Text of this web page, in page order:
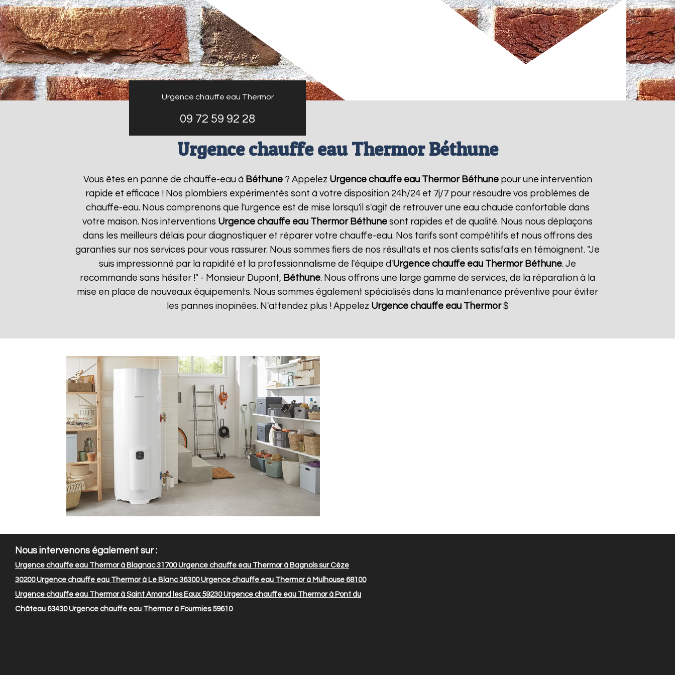
Urgence chauffe eau Thermor
09 72 59 92 28
Urgence chauffe eau Thermor Béthune
Vous êtes en panne de chauffe-eau à Béthune? Appelez Urgence chauffe eau Thermor Béthunepour une intervention
rapide et efficace ! Nos plombiers expérimentés sont à votre disposition 24h/24 et 7j/7 pour résoudre vos problèmes de
chauffe-eau. Nous comprenons que l'urgence est de mise lorsqu'il s'agit de retrouver une eau chaude confortable dans
votre maison. Nos interventions Urgence chauffe eau Thermor Béthune sont rapides et de qualité. Nous nous déplaçons
dans les meilleurs délais pour diagnostiquer et réparer votre chauffe-eau. Nos tarifs sont compétitifs et nous offrons des
garanties sur nos services pour vous rassurer. Nous sommes fiers de nos résultats et nos clients satisfaits en témoignent. "Je
suis impressionné par la rapidité et la professionnalisme de l'équipe d'Urgence chauffe eau Thermor Béthune. Je
recommande sans hésiter !" - Monsieur Dupont, Béthune. Nous offrons une large gamme de services, de la réparation à la
mise en place de nouveaux équipements. Nous sommes également spécialisés dans la maintenance préventive pour éviter
les pannes inopinées. N'attendez plus ! Appelez Urgence chauffe eau Thermor$
Nous intervenons également sur :
Urgence chauffe eau Thermor à Blagnac 31700Urgence chauffe eau Thermor à Bagnols sur Cèze
30200Urgence chauffe eau Thermor à Le Blanc 36300Urgence chauffe eau Thermor à Mulhouse 68100
Urgence chauffe eau Thermor à Saint Amand les Eaux 59230Urgence chauffe eau Thermor à Pont du
Château 63430Urgence chauffe eau Thermor à Fourmies 59610